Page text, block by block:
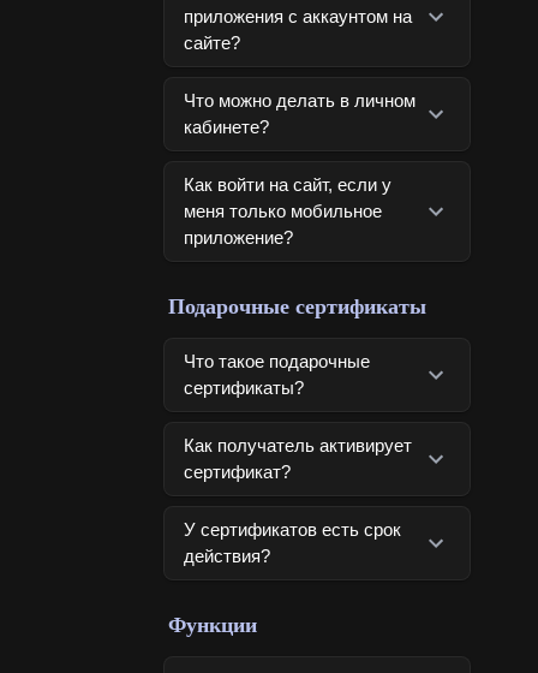
приложения с аккаунтом на
сайте?
Что можно делать в личном
кабинете?
Как войти на сайт, если у
меня только мобильное
приложение?
Подарочные сертификаты
Что такое подарочные
сертификаты?
Как получатель активирует
сертификат?
У сертификатов есть срок
действия?
Функции